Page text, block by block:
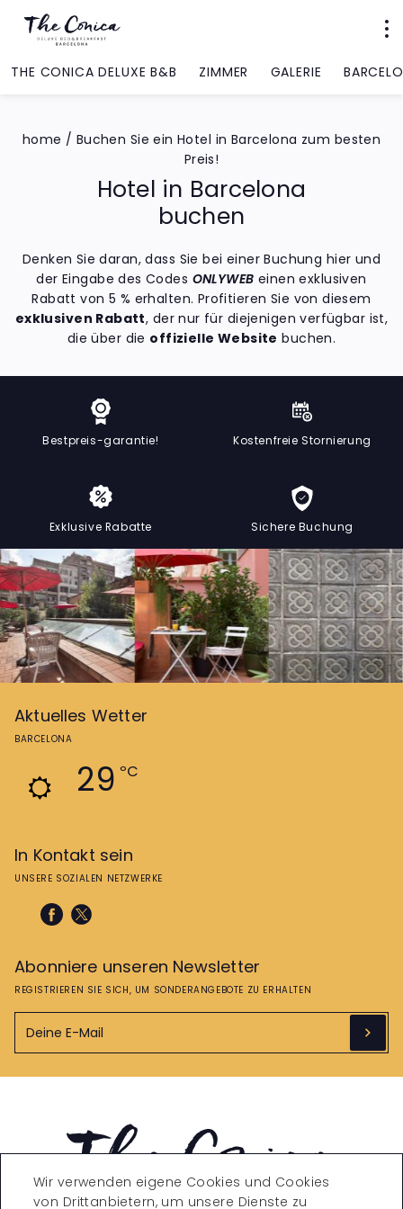
THE CONICA DELUXE B&B ZIMMER GALERIE
home / Buchen Sie ein Hotel in Barcelona zum besten
Preis!
Hotel in Barcelona
buchen
Denken Sie daran, dass Sie bei einer Buchung hier und
der Eingabe des Codes ONLYWEB einen exklusiven
Rabatt von 5 % erhalten. Profitieren Sie von diesem
exklusiven Rabatt, der nur für diejenigen verfügbar ist,
die über die offizielle Website buchen.
Bestpreis-garantie! Kostenfreie Stornierung
Exklusive Rabatte Sichere Buchung
Aktuelles Wetter
BARCELONA
29ºC
In Kontakt sein
UNSERE SOZIALEN NETZWERKE
Abonniere unseren Newsletter
REGISTRIEREN SIE SICH, UM SONDERANGEBOTE ZU ERHALTEN
Wir verwenden eigene Cookies und Cookies
von Drittanbietern, um unsere Dienste zu